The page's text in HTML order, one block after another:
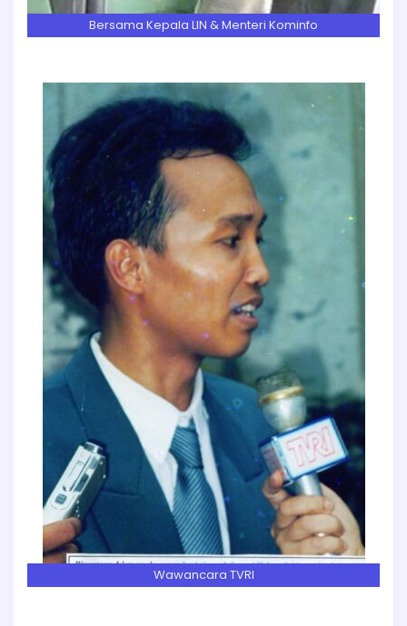
Bersama Kepala LIN & Menteri Kominfo
Wawancara TVRI